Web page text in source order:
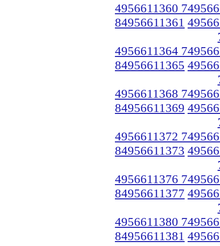
4956611360
84956611361
4956611364
84956611365
4956611368
84956611369
4956611372
84956611373
4956611376
84956611377
4956611380
84956611381